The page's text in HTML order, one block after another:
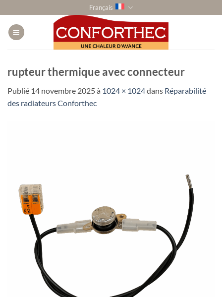
au
contenu
Français
rupteur thermique avec connecteur
Publié 14 novembre 2025à 1024 × 1024dans Réparabilité
des radiateurs Conforthec